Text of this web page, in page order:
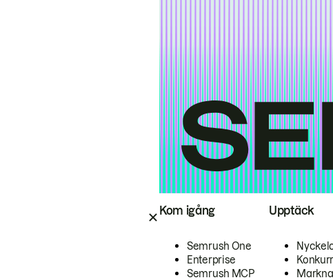
Kom igång
Semrush One
Enterprise
Semrush MCP
Upptäck